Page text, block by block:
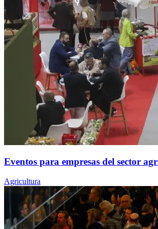
Eventos para empresas del sector
Agricultura